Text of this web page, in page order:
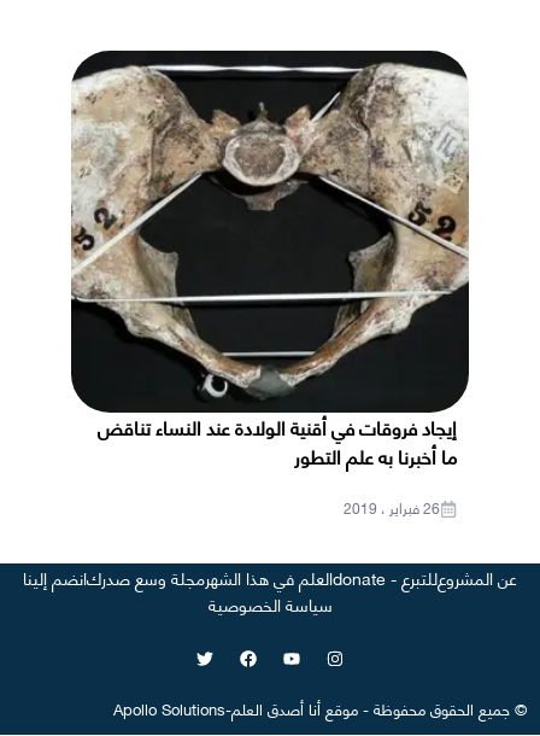
إيجاد فروقات في أقنية الولادة عند النساء تناقض
ما أخبرنا به علم التطور
26 فبراير ، 2019
عن المشروعللتبرع - donate العلم في هذا الشهرمجلة وسع صدركانضم إلينا
سياسة الخصوصية
©جميع الحقوق محفوظة-موقعأنا أصدق العلم-
Apollo Solutions